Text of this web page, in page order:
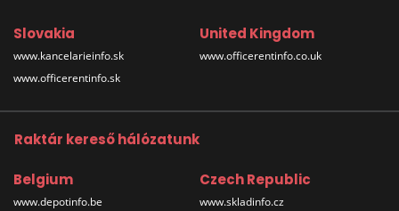
Slovakia
www.kancelarieinfo.sk
www.officerentinfo.sk
United Kingdom
www.officerentinfo.co.uk
Raktár kereső hálózatunk
Belgium
www.depotinfo.be
Czech Republic
www.skladinfo.cz